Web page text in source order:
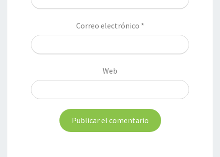
Correo electrónico *
Web